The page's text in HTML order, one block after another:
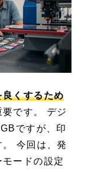
良くするため
要です。 デジ
ですが、印
今回は、発
ードの設定